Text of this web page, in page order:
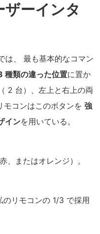
ーインタ
は、 最も基本的なコマン
種類の違った位置に置か
2 台）、左上と右上の両
モコンはこのボタンを 強
インを用いている。
、またはオレンジ）。
のリモコンの 1/3 で採用